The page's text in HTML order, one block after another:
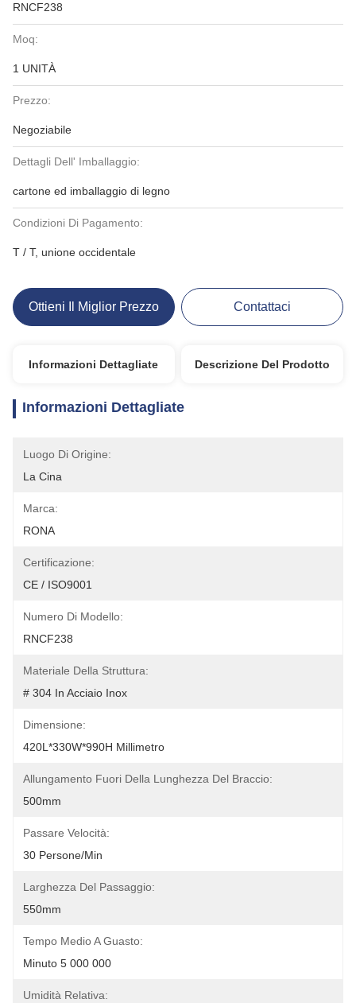
RNCF238
Moq:
1 UNITÀ
Prezzo:
Negoziabile
Dettagli Dell' Imballaggio:
cartone ed imballaggio di legno
Condizioni Di Pagamento:
T / T, unione occidentale
Ottieni Il Miglior Prezzo Contattaci
Informazioni Dettagliate Descrizione Del Prodotto
Informazioni Dettagliate
Luogo Di Origine:
La Cina
Marca:
RONA
Certificazione:
CE / ISO9001
Numero Di Modello:
RNCF238
Materiale Della Struttura:
# 304 In Acciaio Inox
Dimensione:
420L*330W*990H Millimetro
Allungamento Fuori Della Lunghezza Del Braccio:
500mm
Passare Velocità:
30 Persone/min
Larghezza Del Passaggio:
550mm
Tempo Medio A Guasto:
Minuto 5 000 000
Umidità Relativa: